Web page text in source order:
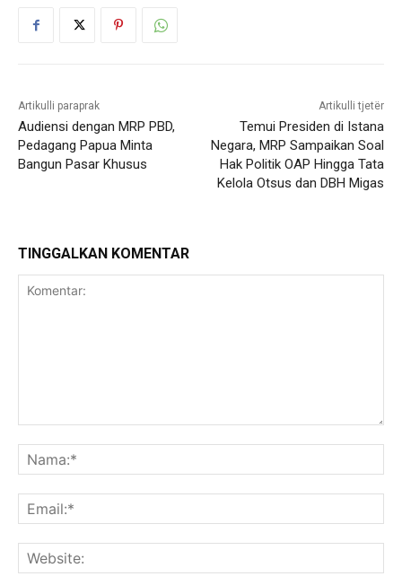
Artikulli paraprak
Audiensi dengan MRP PBD,
Pedagang Papua Minta
Bangun Pasar Khusus
Artikulli tjetër
Temui Presiden di Istana
Negara, MRP Sampaikan Soal
Hak Politik OAP Hingga Tata
Kelola Otsus dan DBH Migas
TINGGALKAN KOMENTAR